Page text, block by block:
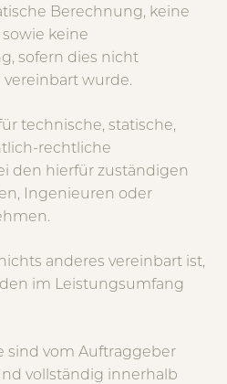
Berechnung, keine
keine
sofern dies nicht
wurde.
technische, statische,
rechtliche
den hierfür zuständigen
Ingenieuren oder
anderes vereinbart ist,
im Leistungsumfang
sind vom Auftraggeber
vollständig innerhalb